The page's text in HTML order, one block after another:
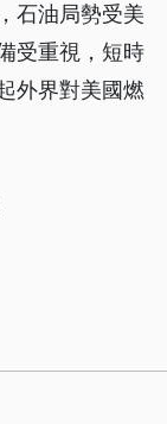
石油局勢受美
受重視，短時
外界對美國燃